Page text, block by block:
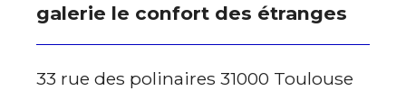
* Champ obligatoire
Statut / Organisation
J'accepte les termes et conditions
galerie le confort des étranges
33 rue des polinaires 31000 Toulouse